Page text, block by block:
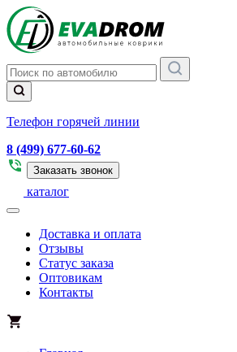
Телефон горячей линии
8 (499) 677-60-62
Заказать звонок
каталог
Доставка и оплата
Отзывы
Статус заказа
Оптовикам
Контакты